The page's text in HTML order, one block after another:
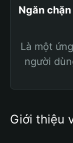
Ngăn
Là một
người
Giới thiệu